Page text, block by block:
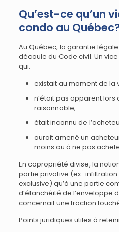
Qu’est-ce qu’un
condo au
Au Québec, la garantie
découle du Code civil. Un
qui:
existait au moment de la
n’était pas apparent lors
raisonnable;
était inconnu de
aurait amené un
moins ou à ne pas
En copropriété divise, la
partie privative (ex.:
exclusive) qu’à une partie
d’étanchéité de l’enveloppe
concernait une fraction
Points juridiques utiles à